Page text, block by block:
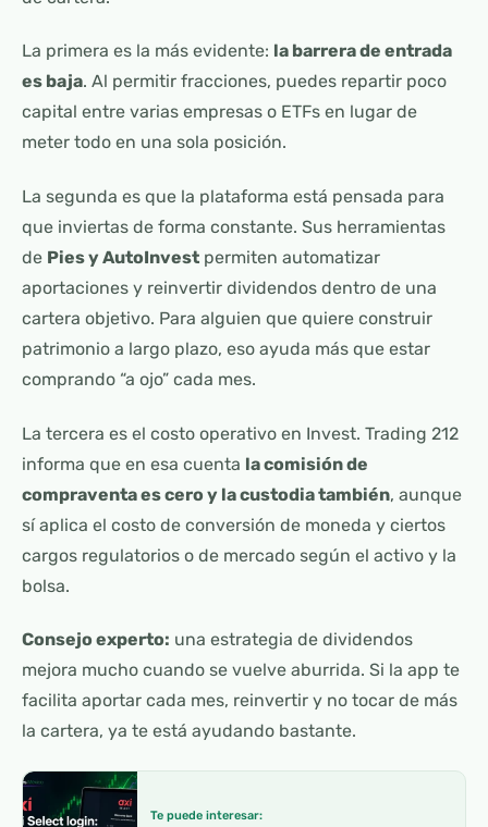
La primera es la más evidente: la barrera de entrada
es baja. Al permitir fracciones, puedes repartir poco
capital entre varias empresas o ETFs en lugar de
meter todo en una sola posición.
La segunda es que la plataforma está pensada para
que inviertas de forma constante. Sus herramientas
de Pies y AutoInvest permiten automatizar
aportaciones y reinvertir dividendos dentro de una
cartera objetivo. Para alguien que quiere construir
patrimonio a largo plazo, eso ayuda más que estar
comprando “a ojo” cada mes.
La tercera es el costo operativo en Invest. Trading 212
informa que en esa cuenta la comisión de
compraventa es cero y la custodia también, aunque
sí aplica el costo de conversión de moneda y ciertos
cargos regulatorios o de mercado según el activo y la
bolsa.
Consejo experto: una estrategia de dividendos
mejora mucho cuando se vuelve aburrida. Si la app te
facilita aportar cada mes, reinvertir y no tocar de más
la cartera, ya te está ayudando bastante.
Te puede interesar: